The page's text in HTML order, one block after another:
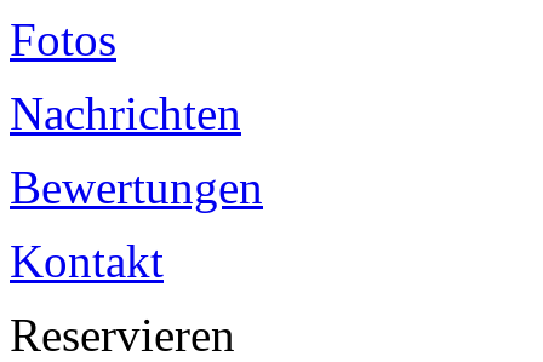
Fotos
Nachrichten
Bewertungen
Kontakt
Reservieren